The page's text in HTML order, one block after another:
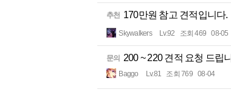
추천 170만원 참고 견적입니다.
Skywalkers Lv.92 조회 469 08-05
문의 200 ~ 220 견적 요청 드립
Baggo Lv.81 조회 769 08-04